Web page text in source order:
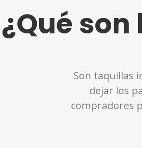
¿Qué son
Son taquillas
dejar los
compradores